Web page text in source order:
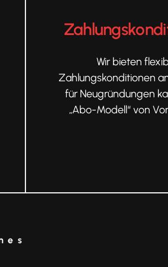
Wir bieten
Zahlungskonditionen
für Neugründungen
„Abo-Modell“ von